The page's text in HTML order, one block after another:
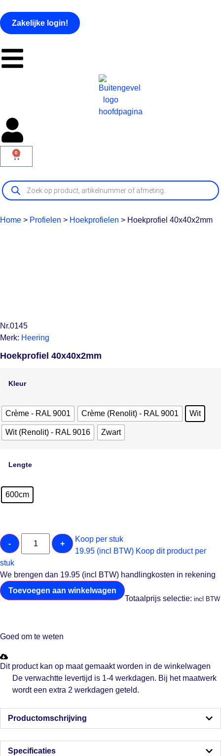
Zakelijke login!
0
Home > Profielen > Hoekprofielen > Hoekprofiel 40x40x2mm
Nr.0145
Merk: Heering
Hoekprofiel 40x40x2mm
Kleur
Crème - RAL 9001 Crème (Renolit) - RAL 9001 Wit
Wit (Renolit) - RAL 9016 Zwart
Lengte
600cm
- +
Koop per stuk
19.95 (incl BTW) Koop dit product per
stuk
We brengen dan 19.95 (incl BTW) handlingkosten in rekening
Toevoegen aan winkelwagen
Totaalprijs selectie: incl BTW
Goed om te weten
Dit product kan op maat gemaakt worden in de winkelwagen
De verwachtte levertijd is 1-4 werkdagen. Bij het maatwerk
wordt een extra 2 werkdagen geteld.
Productomschrijving
Specificaties